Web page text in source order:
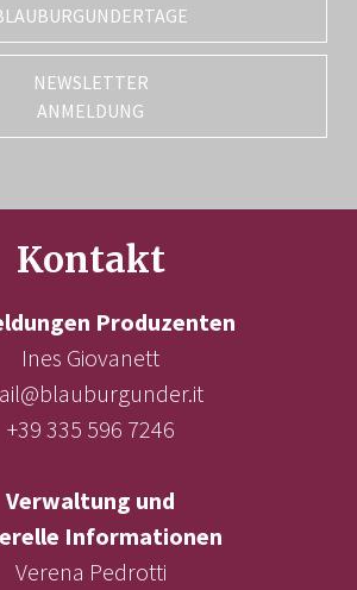
NEWSLETTER
ANMELDUNG
Kontakt
Produzenten
Ines Giovanett
+39 335 596 7246
Verwaltung und
Informationen
Verena Pedrotti